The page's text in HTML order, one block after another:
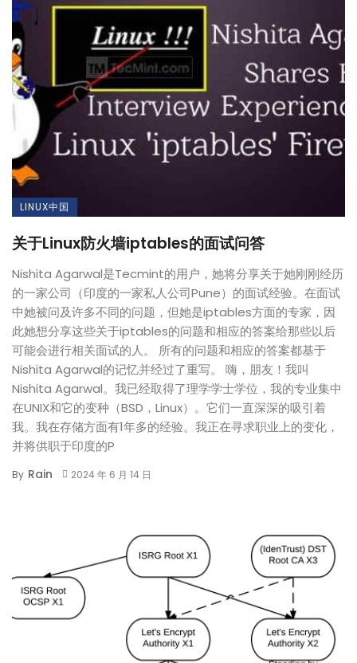
LINUX中国
关于Linux防火墙iptables的面试问答
Nishita Agarwal是Tecmint的用户，她将分享关于她刚刚经历
的一家公司（印度的一家私人公司Pune）的面试经验。在面试
中她被问及许多不同的问题，但她是iptables方面的专家，因
此她想分享这些关于iptables的问题和相应的答案给那些以后
可能会进行相关面试的人。 所有的问题和相应的答案都基于
Nishita Agarwal的记忆并经过了重写。 嗨，朋友！我叫
Nishita Agarwal。我已经取得了理学学士学位，我的专业集中
在UNIX和它的变种（BSD，Linux）。它们一直深深的吸引着
我。我在存储方面有1年多的经验。我正在寻求职业上的变化，
并将供职于印度的P
By Rain 2024 年 6 月 14 日